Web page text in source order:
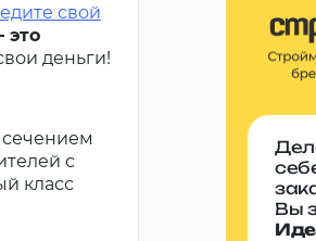
свой
деньги!
с
класс
Вы